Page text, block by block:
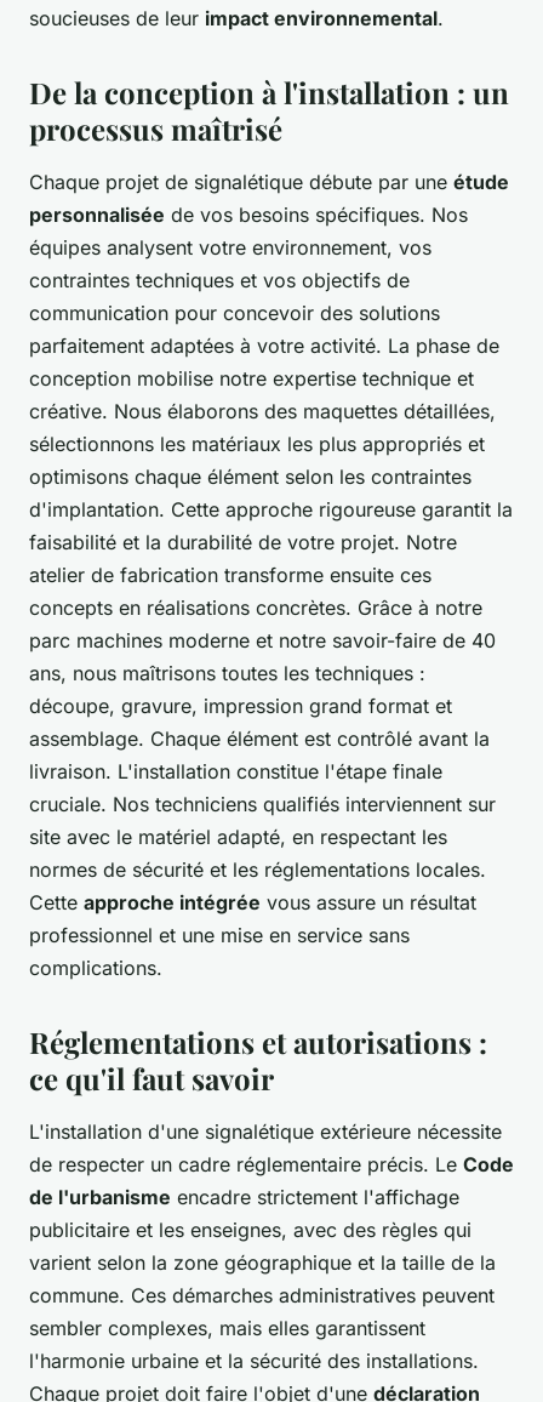
soucieuses de leur impact environnemental.
De la conception à l'installation : un
processus maîtrisé
Chaque projet de signalétique débute par une étude
personnalisée de vos besoins spécifiques. Nos
équipes analysent votre environnement, vos
contraintes techniques et vos objectifs de
communication pour concevoir des solutions
parfaitement adaptées à votre activité. La phase de
conception mobilise notre expertise technique et
créative. Nous élaborons des maquettes détaillées,
sélectionnons les matériaux les plus appropriés et
optimisons chaque élément selon les contraintes
d'implantation. Cette approche rigoureuse garantit la
faisabilité et la durabilité de votre projet. Notre
atelier de fabrication transforme ensuite ces
concepts en réalisations concrètes. Grâce à notre
parc machines moderne et notre savoir-faire de 40
ans, nous maîtrisons toutes les techniques :
découpe, gravure, impression grand format et
assemblage. Chaque élément est contrôlé avant la
livraison. L'installation constitue l'étape finale
cruciale. Nos techniciens qualifiés interviennent sur
site avec le matériel adapté, en respectant les
normes de sécurité et les réglementations locales.
Cette approche intégrée vous assure un résultat
professionnel et une mise en service sans
complications.
Réglementations et autorisations :
ce qu'il faut savoir
L'installation d'une signalétique extérieure nécessite
de respecter un cadre réglementaire précis. Le Code
de l'urbanisme encadre strictement l'affichage
publicitaire et les enseignes, avec des règles qui
varient selon la zone géographique et la taille de la
commune. Ces démarches administratives peuvent
sembler complexes, mais elles garantissent
l'harmonie urbaine et la sécurité des installations.
Chaque projet doit faire l'objet d'une déclaration